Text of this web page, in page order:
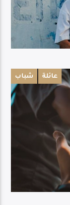
Live Broadcast
شباب عائلة